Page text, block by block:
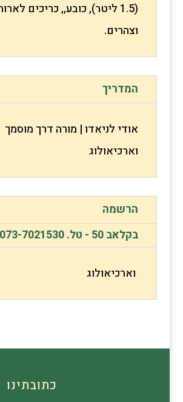
(1.5 ליטר), כובע,, כריכים
וצהרים.
המדריך
אודי לניאדו | מורה דרך מוסמך
וארכיאולוג
הרשמה
בקלאב 50 - טל. 073-7021530
וארכיאולוג
כתובתינו